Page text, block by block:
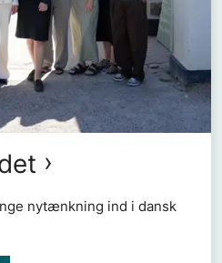
nytænkning ind i dansk